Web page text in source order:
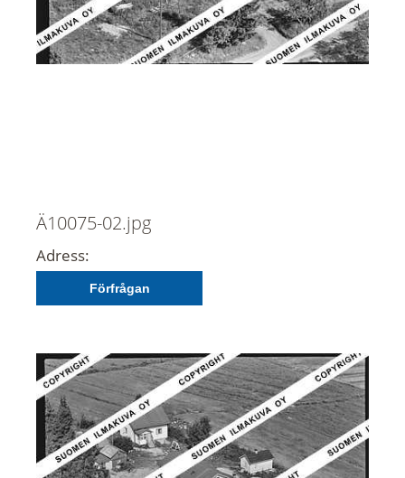
Ä10075-02.jpg
Adress:
Förfrågan